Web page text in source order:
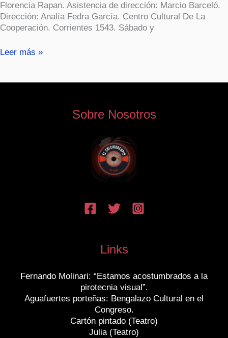
Florencia Rapan. Asistencia de dirección: Marcio Barceló.
Dirección: Analía Fedra García. Centro Cultural De La
Cooperación. Corrientes 1543. Sábado y
Leer más »
Sobre Nosotros
Links
Fernando Molinari: “Estamos acostumbrados a la
pirotecnia visual”.
Aguafuertes porteñas: Bengalazo Cultural en el
Congreso.
Cartón pintado (Teatro)
Julia (Teatro)